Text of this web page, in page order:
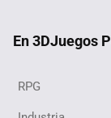
En 3DJuegos
RPG